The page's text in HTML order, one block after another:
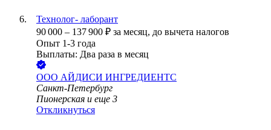
Технолог- лаборант
90 000 – 137 900 ₽ за месяц, до вычета налогов
Опыт 1-3 года
Выплаты: Два раза в месяц
ООО АЙДИСИ ИНГРЕДИЕНТС
Санкт-Петербург
Пионерская и еще 3
Откликнуться